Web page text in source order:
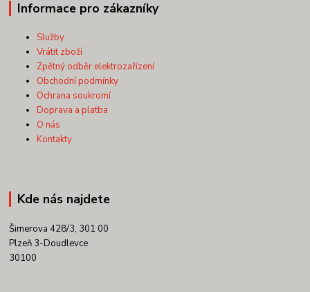
Informace pro zákazníky
Služby
Vrátit zboží
Zpětný odběr elektrozařízení
Obchodní podmínky
Ochrana soukromí
Doprava a platba
O nás
Kontakty
Kde nás najdete
Šimerova 428/3, 301 00
Plzeň 3-Doudlevce
30100